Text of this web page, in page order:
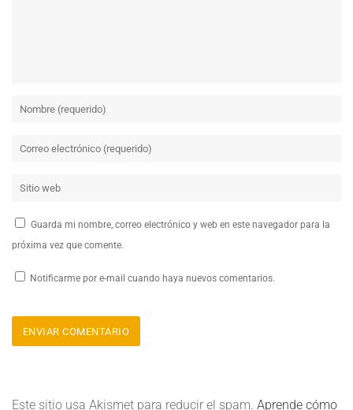
Guarda mi nombre, correo electrónico y web en este navegador para la
próxima vez que comente.
Notificarme por e-mail cuando haya nuevos comentarios.
Este sitio usa Akismet para reducir el spam. Aprende cómo